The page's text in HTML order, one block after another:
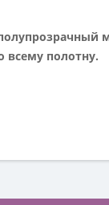
всему полотну.